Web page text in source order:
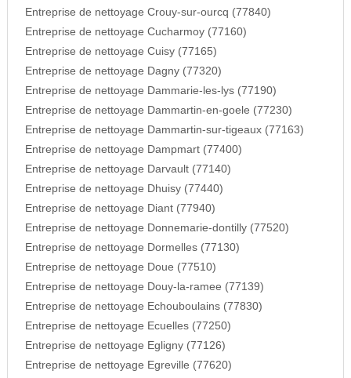
Entreprise de nettoyage Crouy-sur-ourcq (77840)
Entreprise de nettoyage Cucharmoy (77160)
Entreprise de nettoyage Cuisy (77165)
Entreprise de nettoyage Dagny (77320)
Entreprise de nettoyage Dammarie-les-lys (77190)
Entreprise de nettoyage Dammartin-en-goele (77230)
Entreprise de nettoyage Dammartin-sur-tigeaux (77163)
Entreprise de nettoyage Dampmart (77400)
Entreprise de nettoyage Darvault (77140)
Entreprise de nettoyage Dhuisy (77440)
Entreprise de nettoyage Diant (77940)
Entreprise de nettoyage Donnemarie-dontilly (77520)
Entreprise de nettoyage Dormelles (77130)
Entreprise de nettoyage Doue (77510)
Entreprise de nettoyage Douy-la-ramee (77139)
Entreprise de nettoyage Echouboulains (77830)
Entreprise de nettoyage Ecuelles (77250)
Entreprise de nettoyage Egligny (77126)
Entreprise de nettoyage Egreville (77620)